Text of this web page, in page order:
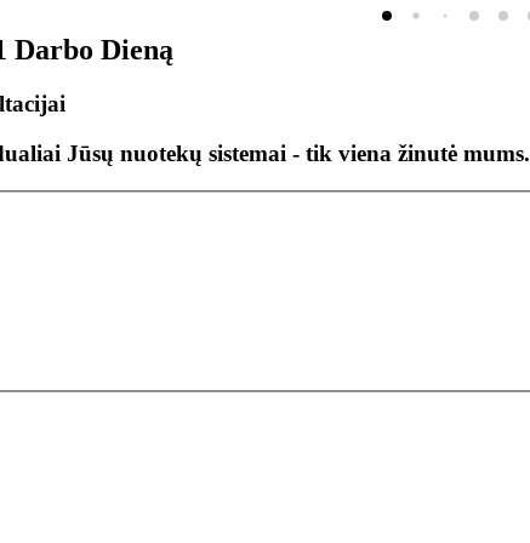
Darbo Dieną
Jūsų nuotekų sistemai - tik viena žinutė mums.